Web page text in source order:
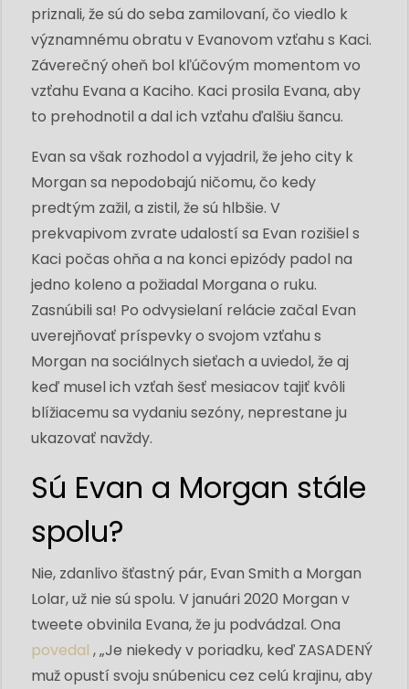
priznali, že sú do seba zamilovaní, čo viedlo k
významnému obratu v Evanovom vzťahu s Kaci.
Záverečný oheň bol kľúčovým momentom vo
vzťahu Evana a Kaciho. Kaci prosila Evana, aby
to prehodnotil a dal ich vzťahu ďalšiu šancu.
Evan sa však rozhodol a vyjadril, že jeho city k
Morgan sa nepodobajú ničomu, čo kedy
predtým zažil, a zistil, že sú hlbšie. V
prekvapivom zvrate udalostí sa Evan rozišiel s
Kaci počas ohňa a na konci epizódy padol na
jedno koleno a požiadal Morgana o ruku.
Zasnúbili sa! Po odvysielaní relácie začal Evan
uverejňovať príspevky o svojom vzťahu s
Morgan na sociálnych sieťach a uviedol, že aj
keď musel ich vzťah šesť mesiacov tajiť kvôli
blížiacemu sa vydaniu sezóny, neprestane ju
ukazovať navždy.
Sú Evan a Morgan stále
spolu?
Nie, zdanlivo šťastný pár, Evan Smith a Morgan
Lolar, už nie sú spolu. V januári 2020 Morgan v
tweete obvinila Evana, že ju podvádzal. Ona
povedal , „Je niekedy v poriadku, keď ZASADENÝ
muž opustí svoju snúbenicu cez celú krajinu, aby